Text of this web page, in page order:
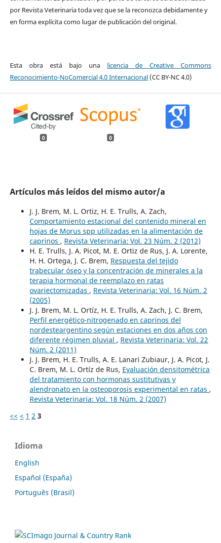
por Revista Veterinaria toda vez que se la reconozca debidamente y
en forma explícita como lugar de publicación del original.
Esta obra está bajo una licencia de Creative Commons
Reconocimiento-NoComercial 4.0 Internacional(CC BY-NC 4.0)
0 0
Artículos más leídos del mismo autor/a
J. J. Brem, M. L. Ortiz, H. E. Trulls, A. Zach,
Comportamiento estacional del contenido mineral en
hojas de Morus spp utilizadas en la alimentación de
caprinos , Revista Veterinaria: Vol. 23 Núm. 2 (2012)
H. E. Trulls, J. A. Picot, M. E. Ortiz de Rus, J. A. Lorente,
H. H. Ortega, J. C. Brem, Respuesta del tejido
trabecular óseo y la concentración de minerales a la
terapia hormonal de reemplazo en ratas
ovariectomizadas , Revista Veterinaria: Vol. 16 Núm. 2
(2005)
J. J. Brem, M. L. Ortíz, H. E. Trulls, A. Zach, J. C. Brem,
Perfil energético-nitrogenado en caprinos del
nordesteargentino según estaciones en dos años con
diferente régimen pluvial , Revista Veterinaria: Vol. 22
Núm. 2 (2011)
J. J. Brem, H. E. Trulls, A. E. Lanari Zubiaur, J. A. Picot, J.
C. Brem, M. L. Ortíz de Rus, Evaluación densitométrica
del tratamiento con hormonas sustitutivas y
alendronato en la osteoporosis experimental en ratas ,
Revista Veterinaria: Vol. 18 Núm. 2 (2007)
<< < 1 2 3
Idioma
English
Español (España)
Português (Brasil)